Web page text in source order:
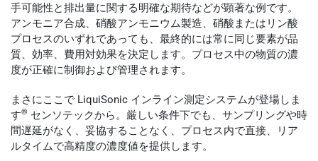
手可能性と排出量に関する明確な期待などが顕著な例です。
アンモニア合成、硝酸アンモニウム製造、硝酸またはリン酸
プロセスのいずれであっても、最終的には常に同じ要素が品
質、効率、費用対効果を決定します。プロセス中の物質の濃
度が正確に制御および管理されます。
まさにここで LiquiSonic インライン測定システムが登場しま
す® センソテックから。厳しい条件下でも、サンプリングや時
間遅延がなく、妥協することなく、プロセス内で直接、リア
ルタイムで高精度の濃度値を提供します。